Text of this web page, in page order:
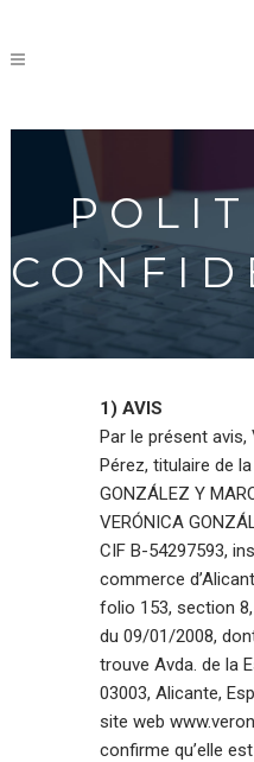
1) AVIS
Par le présent
Pérez, titulaire de
GONZÁLEZ Y
VERÓNICA
CIF B-54297593,
commerce
folio 153, section
du 09/01/2008,
trouve Avda. de la
03003, Alicante,
site web
confirme qu’elle